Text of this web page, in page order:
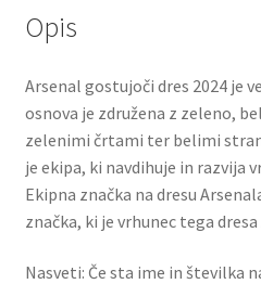
Opis
Arsenal gostujoči dres 2024 je
osnova je združena z zeleno,
zelenimi črtami ter belimi
je ekipa, ki navdihuje in razvija
Ekipna značka na dresu
značka, ki je vrhunec tega
Nasveti: Če sta ime in številka